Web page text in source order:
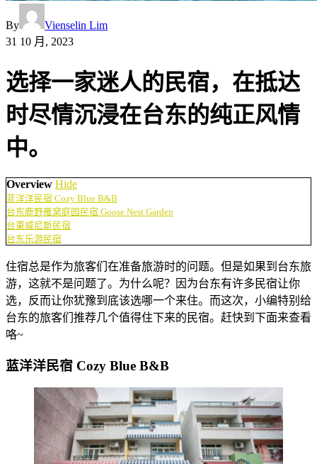
By
Vienselin Lim
31 10 月, 2023
选择一家迷人的民宿，在抵达
时尽情沉浸在台东的纯正风情
中。
Overview Hide
蓝洋洋民宿 Cozy Blue B&B
台东鹿野雁窝庭园民宿 Goose Nest Garden
台東威尼斯民宿
台东乐游民宿
住宿总是作为旅客们在准备旅游时的问题。但是如果到台东旅
游，这就不是问题了。为什么呢？因为台东有许多民宿让你
选，反而让你犹豫到底该选哪一个来住。而这次，小编特别给
台东的旅客们推荐几个值得住下来的民宿。赶快到下面来查看
咯~
蓝洋洋民宿 Cozy Blue B&B